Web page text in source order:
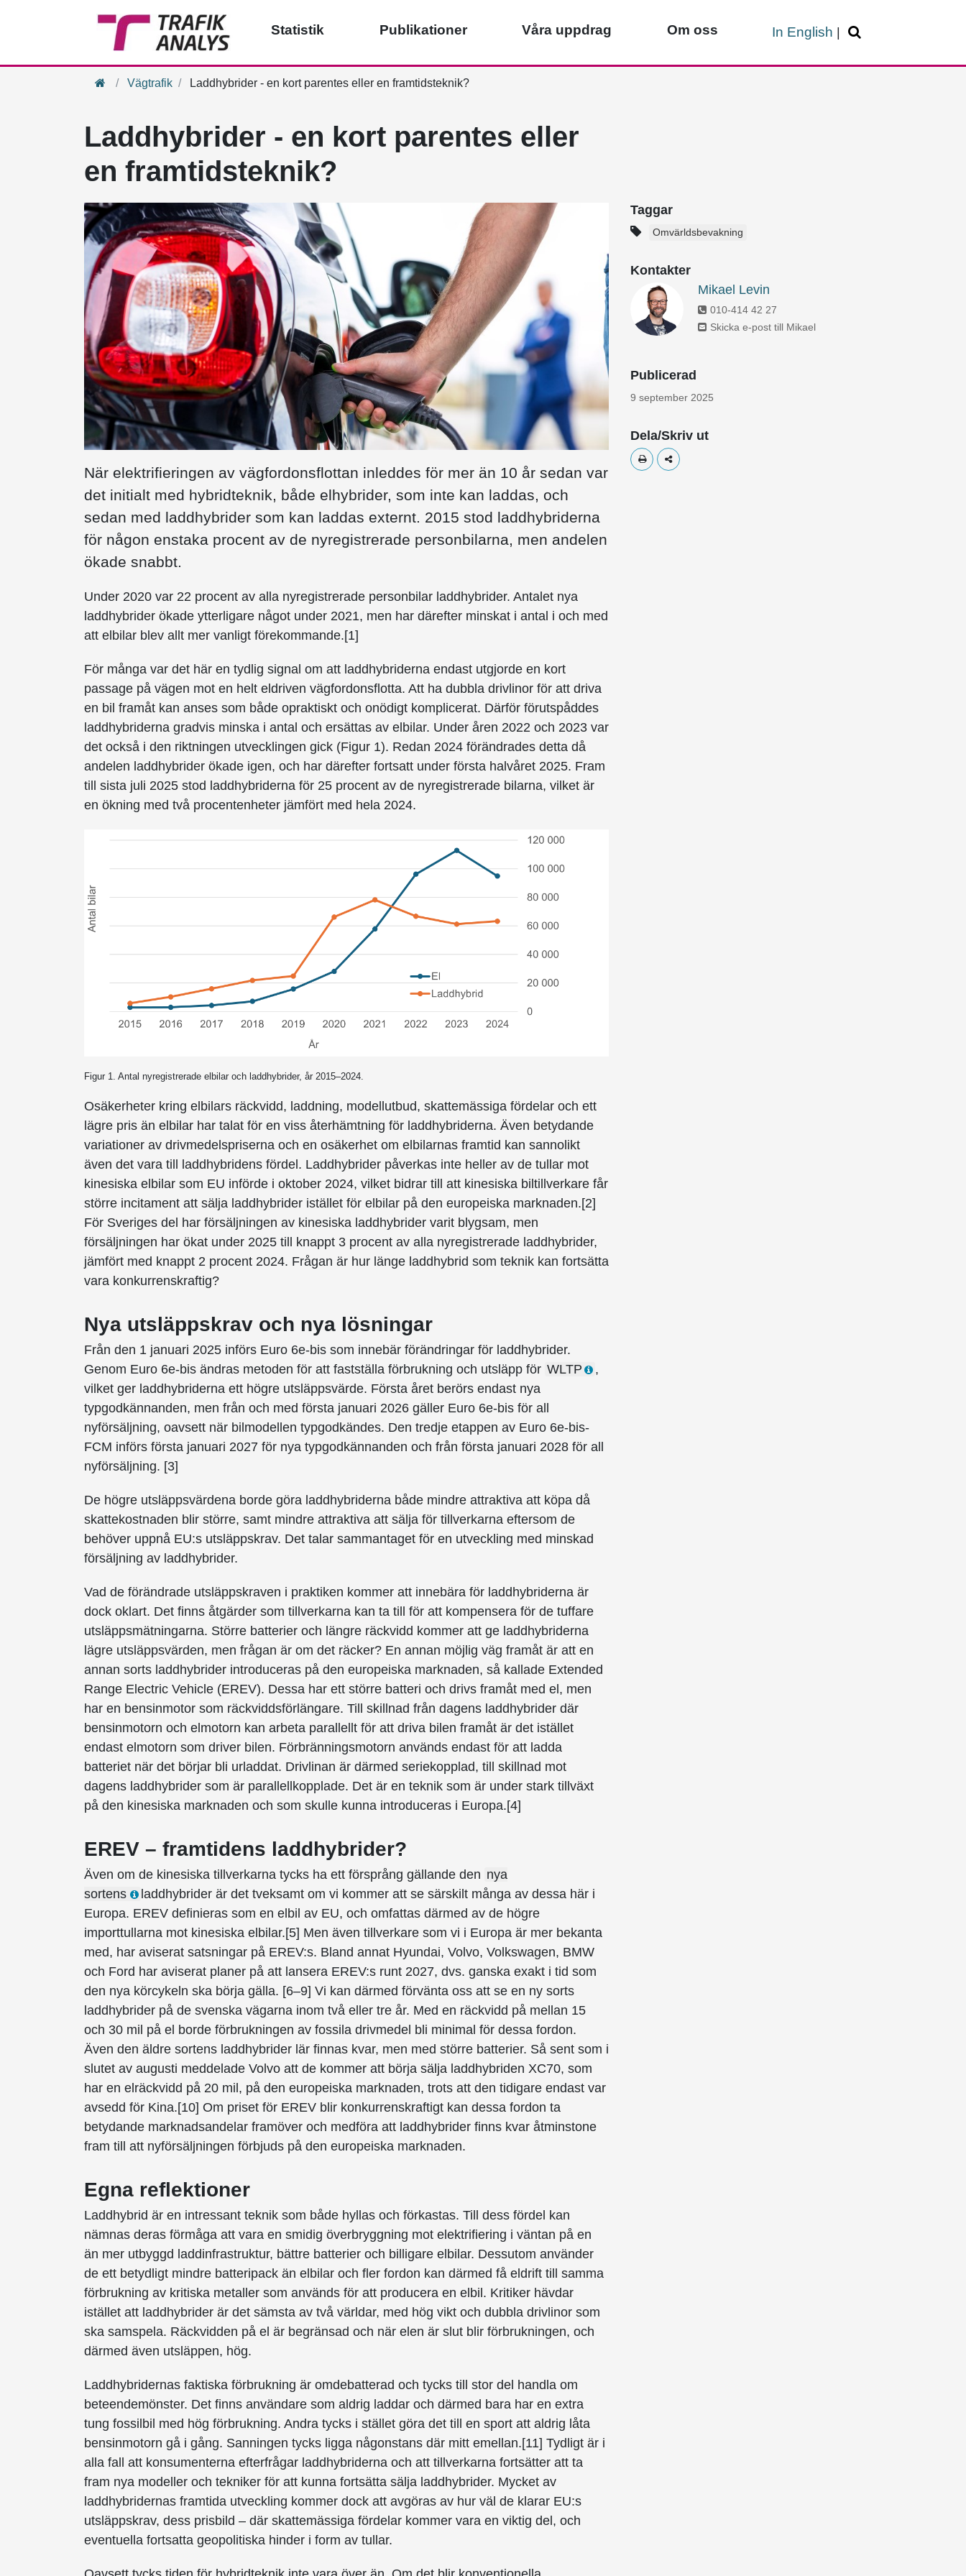
Statistik Publikationer Våra uppdrag Om oss In English
HemVägtrafik Laddhybrider - en kort parentes eller en framtidsteknik?
Laddhybrider - en kort parentes eller
en framtidsteknik?
När elektrifieringen av vägfordonsflottan inleddes för mer än 10 år sedan var
det initialt med hybridteknik, både elhybrider, som inte kan laddas, och
sedan med laddhybrider som kan laddas externt. 2015 stod laddhybriderna
för någon enstaka procent av de nyregistrerade personbilarna, men andelen
ökade snabbt.
Under 2020 var 22 procent av alla nyregistrerade personbilar laddhybrider. Antalet nya
laddhybrider ökade ytterligare något under 2021, men har därefter minskat i antal i och med
att elbilar blev allt mer vanligt förekommande.[1]
För många var det här en tydlig signal om att laddhybriderna endast utgjorde en kort
passage på vägen mot en helt eldriven vägfordonsflotta. Att ha dubbla drivlinor för att driva
en bil framåt kan anses som både opraktiskt och onödigt komplicerat. Därför förutspåddes
laddhybriderna gradvis minska i antal och ersättas av elbilar. Under åren 2022 och 2023 var
det också i den riktningen utvecklingen gick (Figur 1). Redan 2024 förändrades detta då
andelen laddhybrider ökade igen, och har därefter fortsatt under första halvåret 2025. Fram
till sista juli 2025 stod laddhybriderna för 25 procent av de nyregistrerade bilarna, vilket är
en ökning med två procentenheter jämfört med hela 2024.
Figur 1. Antal nyregistrerade elbilar och laddhybrider, år 2015–2024.
Osäkerheter kring elbilars räckvidd, laddning, modellutbud, skattemässiga fördelar och ett
lägre pris än elbilar har talat för en viss återhämtning för laddhybriderna. Även betydande
variationer av drivmedelspriserna och en osäkerhet om elbilarnas framtid kan sannolikt
även det vara till laddhybridens fördel. Laddhybrider påverkas inte heller av de tullar mot
kinesiska elbilar som EU införde i oktober 2024, vilket bidrar till att kinesiska biltillverkare får
större incitament att sälja laddhybrider istället för elbilar på den europeiska marknaden.[2]
För Sveriges del har försäljningen av kinesiska laddhybrider varit blygsam, men
försäljningen har ökat under 2025 till knappt 3 procent av alla nyregistrerade laddhybrider,
jämfört med knappt 2 procent 2024. Frågan är hur länge laddhybrid som teknik kan fortsätta
vara konkurrenskraftig?
Nya utsläppskrav och nya lösningar
Från den 1 januari 2025 införs Euro 6e-bis som innebär förändringar för laddhybrider.
Genom Euro 6e-bis ändras metoden för att fastställa förbrukning och utsläpp för WLTP
,
vilket ger laddhybriderna ett högre utsläppsvärde. Första året berörs endast nya
typgodkännanden, men från och med första januari 2026 gäller Euro 6e-bis för all
nyförsäljning, oavsett när bilmodellen typgodkändes. Den tredje etappen av Euro 6e-bis-
FCM införs första januari 2027 för nya typgodkännanden och från första januari 2028 för all
nyförsäljning. [3]
De högre utsläppsvärdena borde göra laddhybriderna både mindre attraktiva att köpa då
skattekostnaden blir större, samt mindre attraktiva att sälja för tillverkarna eftersom de
behöver uppnå EU:s utsläppskrav. Det talar sammantaget för en utveckling med minskad
försäljning av laddhybrider.
Vad de förändrade utsläppskraven i praktiken kommer att innebära för laddhybriderna är
dock oklart. Det finns åtgärder som tillverkarna kan ta till för att kompensera för de tuffare
utsläppsmätningarna. Större batterier och längre räckvidd kommer att ge laddhybriderna
lägre utsläppsvärden, men frågan är om det räcker? En annan möjlig väg framåt är att en
annan sorts laddhybrider introduceras på den europeiska marknaden, så kallade Extended
Range Electric Vehicle (EREV). Dessa har ett större batteri och drivs framåt med el, men
har en bensinmotor som räckviddsförlängare. Till skillnad från dagens laddhybrider där
bensinmotorn och elmotorn kan arbeta parallellt för att driva bilen framåt är det istället
endast elmotorn som driver bilen. Förbränningsmotorn används endast för att ladda
batteriet när det börjar bli urladdat. Drivlinan är därmed seriekopplad, till skillnad mot
dagens laddhybrider som är parallellkopplade. Det är en teknik som är under stark tillväxt
på den kinesiska marknaden och som skulle kunna introduceras i Europa.[4]
EREV – framtidens laddhybrider?
Även om de kinesiska tillverkarna tycks ha ett försprång gällande den nya
sortens
laddhybrider är det tveksamt om vi kommer att se särskilt många av dessa här i
Europa. EREV definieras som en elbil av EU, och omfattas därmed av de högre
importtullarna mot kinesiska elbilar.[5] Men även tillverkare som vi i Europa är mer bekanta
med, har aviserat satsningar på EREV:s. Bland annat Hyundai, Volvo, Volkswagen, BMW
och Ford har aviserat planer på att lansera EREV:s runt 2027, dvs. ganska exakt i tid som
den nya körcykeln ska börja gälla. [6–9] Vi kan därmed förvänta oss att se en ny sorts
laddhybrider på de svenska vägarna inom två eller tre år. Med en räckvidd på mellan 15
och 30 mil på el borde förbrukningen av fossila drivmedel bli minimal för dessa fordon.
Även den äldre sortens laddhybrider lär finnas kvar, men med större batterier. Så sent som i
slutet av augusti meddelade Volvo att de kommer att börja sälja laddhybriden XC70, som
har en elräckvidd på 20 mil, på den europeiska marknaden, trots att den tidigare endast var
avsedd för Kina.[10] Om priset för EREV blir konkurrenskraftigt kan dessa fordon ta
betydande marknadsandelar framöver och medföra att laddhybrider finns kvar åtminstone
fram till att nyförsäljningen förbjuds på den europeiska marknaden.
Egna reflektioner
Laddhybrid är en intressant teknik som både hyllas och förkastas. Till dess fördel kan
nämnas deras förmåga att vara en smidig överbryggning mot elektrifiering i väntan på en
än mer utbyggd laddinfrastruktur, bättre batterier och billigare elbilar. Dessutom använder
de ett betydligt mindre batteripack än elbilar och fler fordon kan därmed få eldrift till samma
förbrukning av kritiska metaller som används för att producera en elbil. Kritiker hävdar
istället att laddhybrider är det sämsta av två världar, med hög vikt och dubbla drivlinor som
ska samspela. Räckvidden på el är begränsad och när elen är slut blir förbrukningen, och
därmed även utsläppen, hög.
Laddhybridernas faktiska förbrukning är omdebatterad och tycks till stor del handla om
beteendemönster. Det finns användare som aldrig laddar och därmed bara har en extra
tung fossilbil med hög förbrukning. Andra tycks i stället göra det till en sport att aldrig låta
bensinmotorn gå i gång. Sanningen tycks ligga någonstans där mitt emellan.[11] Tydligt är i
alla fall att konsumenterna efterfrågar laddhybriderna och att tillverkarna fortsätter att ta
fram nya modeller och tekniker för att kunna fortsätta sälja laddhybrider. Mycket av
laddhybridernas framtida utveckling kommer dock att avgöras av hur väl de klarar EU:s
utsläppskrav, dess prisbild – där skattemässiga fördelar kommer vara en viktig del, och
eventuella fortsatta geopolitiska hinder i form av tullar.
Taggar
Omvärldsbevakning
Kontakter
Mikael Levin
010-414 42 27
Skicka e-post till Mikael
Publicerad
9 september 2025
Dela/Skriv ut
Skriv utDela